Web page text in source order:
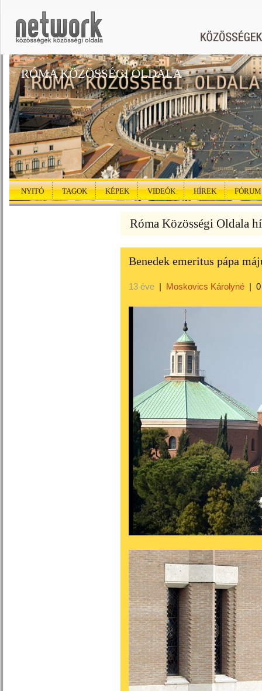
RÓMA KÖZÖSSÉGI OLDALA
NYITÓ TAGOK KÉPEK VIDEÓK HÍREK FÓRUM
Róma Közösségi Oldala
Benedek emeritus pápa
13 éve | Moskovics Károlyné |